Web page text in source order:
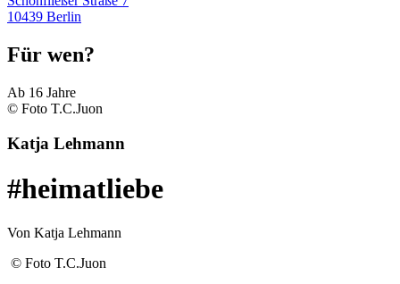
10439 Berlin
Für wen?
Ab 16 Jahre
© Foto T.C.Juon
Katja Lehmann
#heimatliebe
Von Katja Lehmann
© Foto T.C.Juon